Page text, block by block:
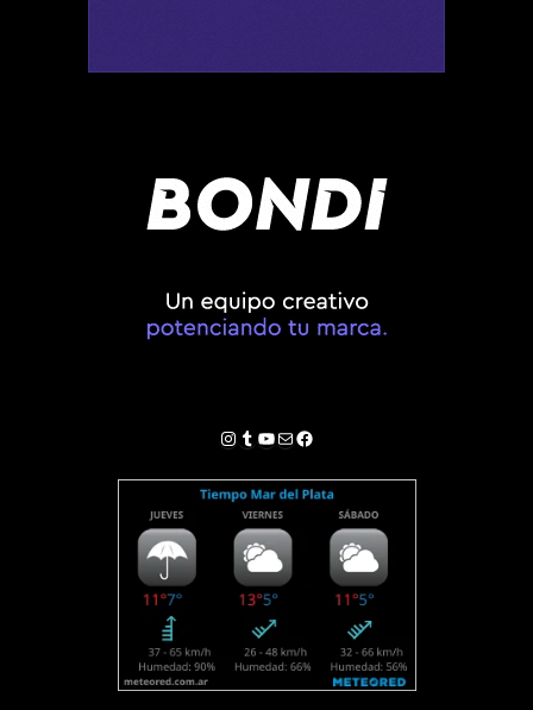
Instagram
Tumblr
YouTube
Correo electrónico
Facebook